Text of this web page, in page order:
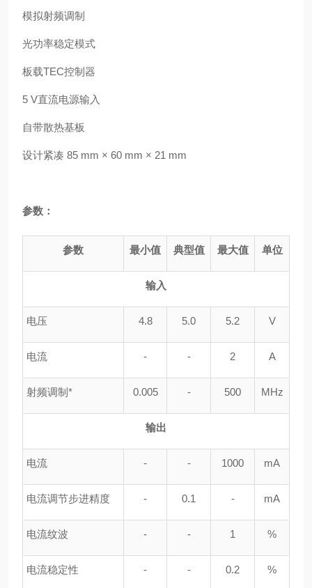
模拟射频调制
光功率稳定模式
板载TEC控制器
5 V直流电源输入
自带散热基板
设计紧凑 85 mm × 60 mm × 21 mm
参数：
参数 最小值 典型值 最大值 单位
输入
电压 4.8 5.0 5.2 V
电流 - - 2 A
射频调制* 0.005 - 500 MHz
输出
电流 - - 1000 mA
电流调节步进精度 - 0.1 - mA
电流纹波 - - 1 %
电流稳定性 - - 0.2 %